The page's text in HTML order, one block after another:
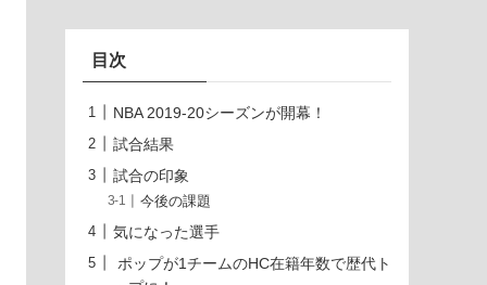
目次
NBA 2019-20シーズンが開幕！
試合結果
試合の印象
今後の課題
気になった選手
ポップが1チームのHC在籍年数で歴代ト